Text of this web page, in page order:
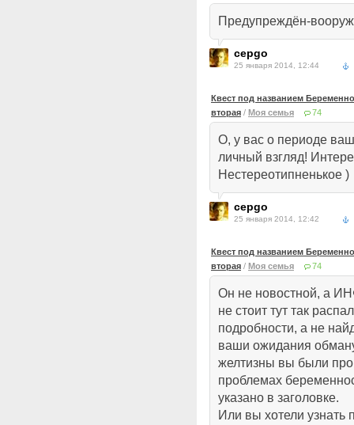
Предупреждён-
cepgo
25 января 2014, 12:44
Квест под названием
вторая / Моя семья 74
О, у вас о периоде
личный взгляд!
Нестереотипненькое )
cepgo
25 января 2014, 12:42
Квест под названием
вторая / Моя семья 74
Он не новостной, а
не стоит тут так
подробности, а не
ваши ожидания
желтизны вы были
проблемах
указано в заголовке.
Или вы хотели узнать